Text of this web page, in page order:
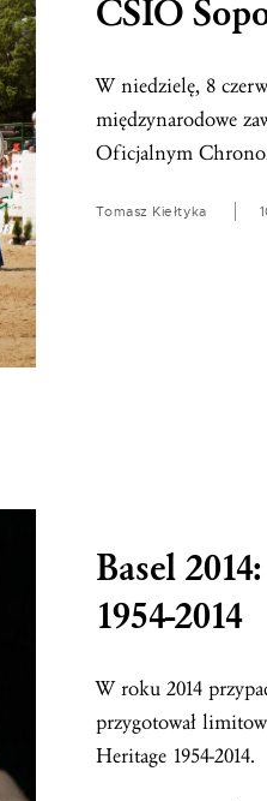
CSIO
W niedzielę, 8
międzynarodowe
Oficjalnym
Tomasz Kiełtyka
Basel
1954-2014
W roku 2014
przygotował
Heritage 1954-2014.